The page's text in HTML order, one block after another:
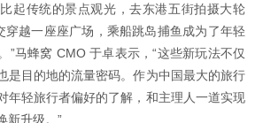
起传统的景点观光，去东港五街拍摄大轮
穿越一座座广场，乘船跳岛捕鱼成为了年轻
”马蜂窝 CMO 于卓表示，“这些新玩法不仅
是目的地的流量密码。作为中国最大的旅行
年轻旅行者偏好的了解，和主理人一道实现
新升级。”